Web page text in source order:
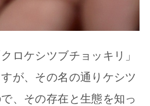
ロケシツブチョッキリ」
が、その名の通りケシツ
、その存在と生態を知っ